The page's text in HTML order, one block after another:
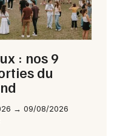
: nos 9
du
→ 09/08/2026